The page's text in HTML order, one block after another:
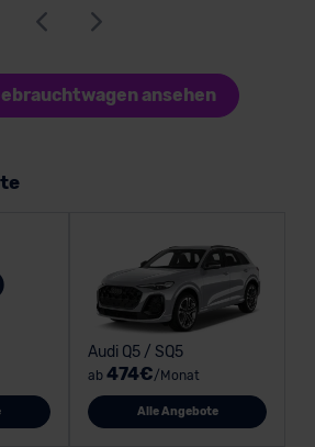
ansehen
Audi Q5 / SQ5
ab 474€/Monat
Alle Angebote